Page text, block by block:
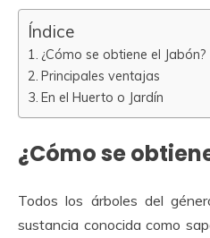
Índice
¿Cómo se obtiene el Jabón?
Principales ventajas
En el Huerto o Jardín
¿Cómo se
Todos los árboles del
sustancia conocida como